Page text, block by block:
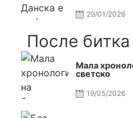
29/01/2026
После битка
Мала
светско
19/05/2026